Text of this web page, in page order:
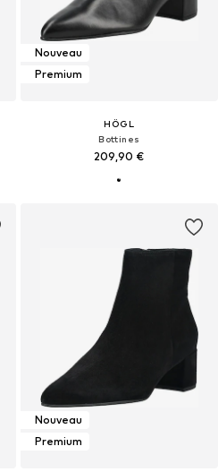
Nouveau
Premium
HÖGL
Bottines
209,90 €
Nouveau
Premium